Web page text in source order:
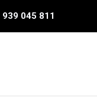
939 045 811